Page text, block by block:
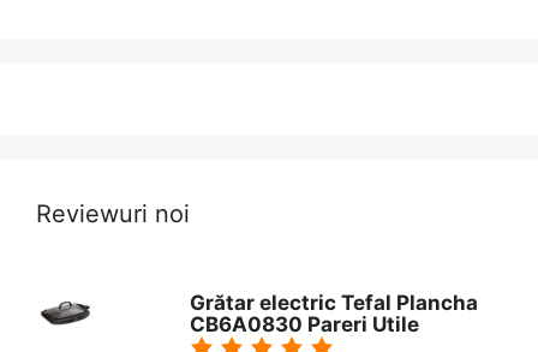
Reviewuri noi
Grătar electric Tefal Plancha
CB6A0830 Pareri Utile